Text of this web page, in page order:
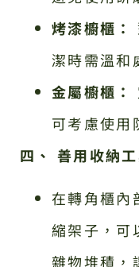
烤漆櫥櫃：
潔時需溫和
金屬櫥櫃：
可考慮使用
四、 善用收納
在轉角櫃內
縮架子，可
雜物堆積，